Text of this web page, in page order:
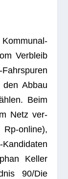
Kom­mu­nal­
Ver­bleib
Abbau
Beim
Netz ver­
online),
Kel­ler
90/Die